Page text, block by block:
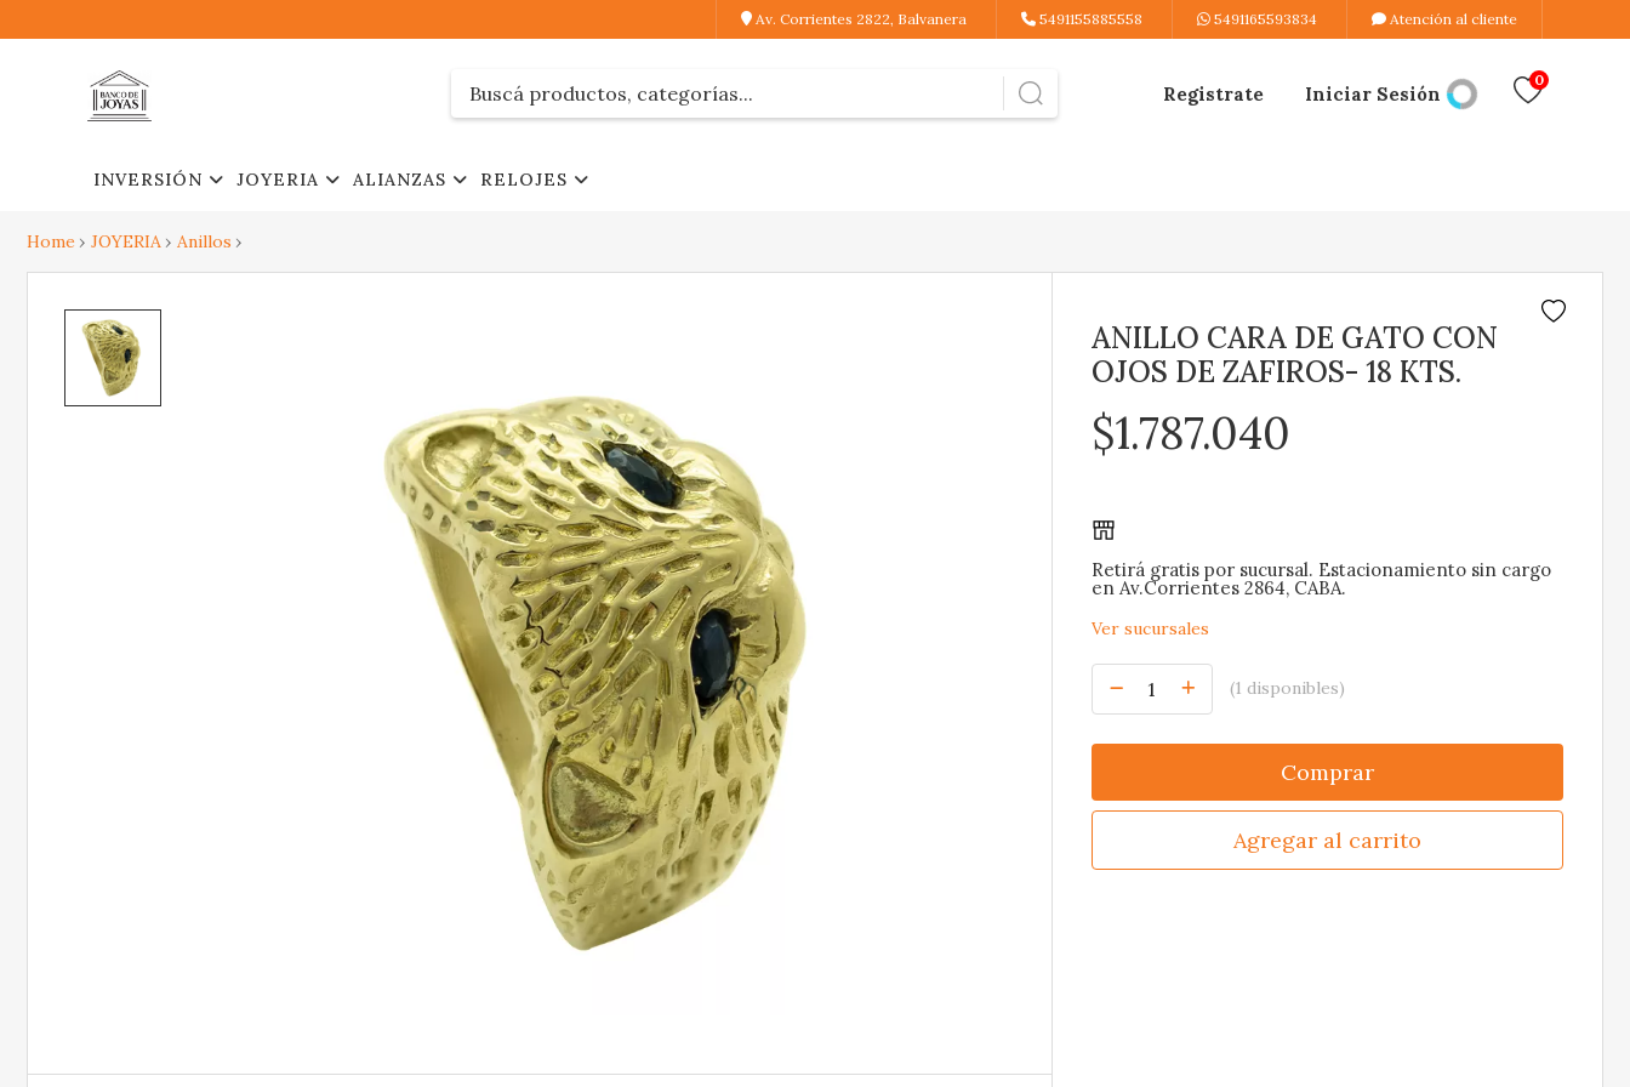
Av. Corrientes 2822, Balvanera 5491155885558 5491165593834 Atención al cliente
Registrate Iniciar Sesión
0
INVERSIÓN JOYERIA ALIANZAS RELOJES
Home JOYERIA Anillos
ANILLO CARA DE GATO CON
OJOS DE ZAFIROS- 18 KTS.
$1.787.040
Retirá gratis por sucursal. Estacionamiento sin cargo
en Av.Corrientes 2864, CABA.
Ver sucursales
(1 disponibles)
Comprar
Agregar al carrito